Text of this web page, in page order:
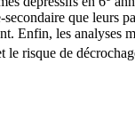
que leurs
Enfin, les analyses
le risque de